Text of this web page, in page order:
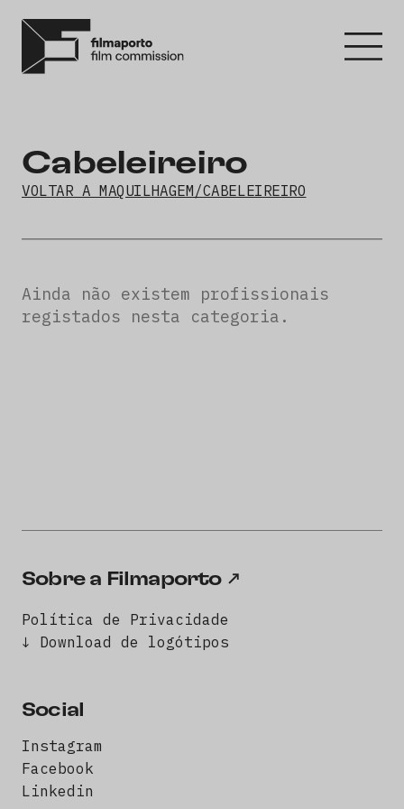
Cabeleireiro
VOLTAR A MAQUILHAGEM/CABELEIREIRO
Ainda não existem profissionais
registados nesta categoria.
Sobre a Filmaporto
Política de Privacidade
↓ Download de logótipos
Social
Instagram
Facebook
Linkedin